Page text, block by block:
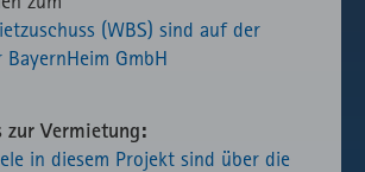
(WBS) sind auf der
GmbH
zur Vermietung:
in diesem Projekt sind über die